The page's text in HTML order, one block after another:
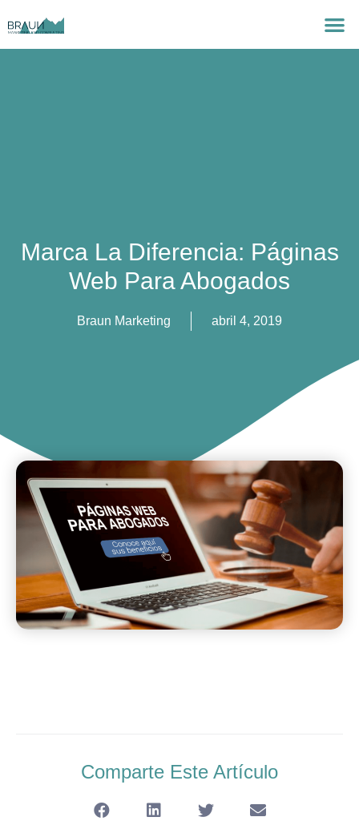
Marca La Diferencia: Páginas
Web Para Abogados
Braun Marketing abril 4, 2019
Comparte Este Artículo